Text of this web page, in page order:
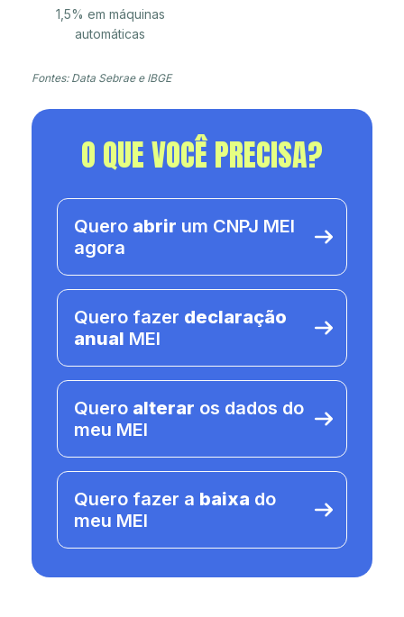
1,5% em máquinas
automáticas
Fontes: Data Sebrae e IBGE
O QUE VOCÊ PRECISA?
Quero abrir um CNPJ MEI
agora
Quero fazer declaração
anual MEI
Quero alterar os dados do
meu MEI
Quero fazer a baixa do
meu MEI